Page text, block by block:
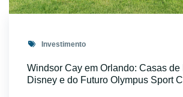
Investimento
Windsor Cay em Orlando: Casas de
Disney e do Futuro Olympus Sport